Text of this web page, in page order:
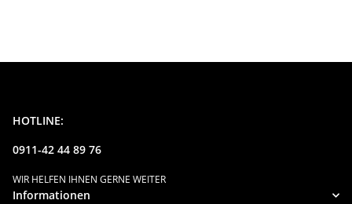
HOTLINE:
0911-42 44 89 76
WIR HELFEN IHNEN GERNE WEITER
Informationen